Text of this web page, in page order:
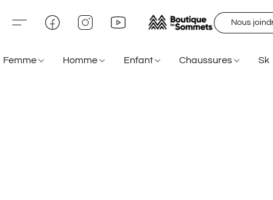
Nous
Femme Homme Enfant Chaussures